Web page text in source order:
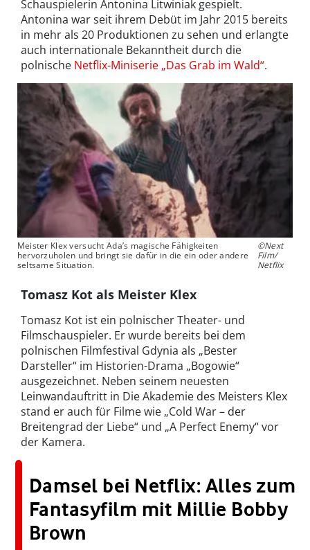
Schauspielerin Antonina Litwiniak gespielt.
Antonina war seit ihrem Debüt im Jahr 2015 bereits
in mehr als 20 Produktionen zu sehen und erlangte
auch internationale Bekanntheit durch die
polnische Netflix-Miniserie „Das Grab im Wald“.
Meister Klex versucht Ada’s magische Fähigkeiten
hervorzuholen und bringt sie dafür in die ein oder andere
seltsame Situation.
©Next
Film/
Netflix
Tomasz Kot als Meister Klex
Tomasz Kot ist ein polnischer Theater- und
Filmschauspieler. Er wurde bereits bei dem
polnischen Filmfestival Gdynia als „Bester
Darsteller“ im Historien-Drama „Bogowie“
ausgezeichnet. Neben seinem neuesten
Leinwandauftritt in Die Akademie des Meisters Klex
stand er auch für Filme wie „Cold War – der
Breitengrad der Liebe“ und „A Perfect Enemy“ vor
der Kamera.
Damsel bei Netflix: Alles zum
Fantasyfilm mit Millie Bobby
Brown